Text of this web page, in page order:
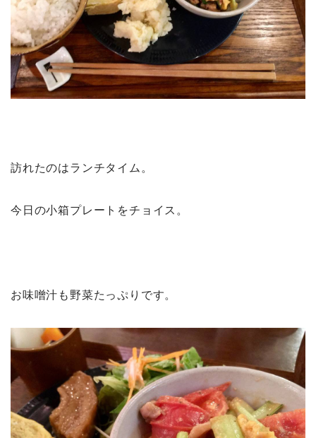
訪れたのはランチタイム。
今日の小箱プレートをチョイス。
お味噌汁も野菜たっぷりです。